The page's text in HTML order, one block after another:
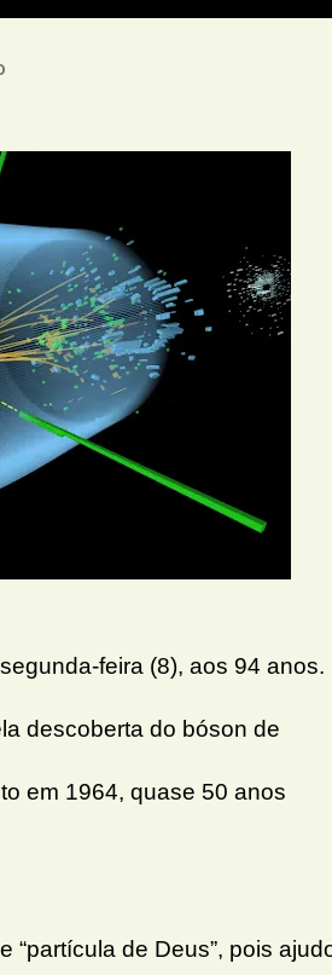
feira (8), aos 94 anos.
descoberta do bóson de
em 1964, quase 50 anos
“partícula de Deus”, pois